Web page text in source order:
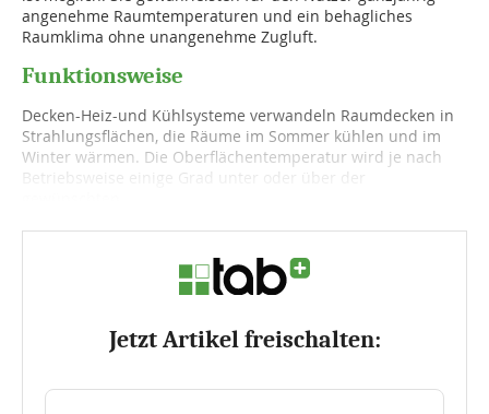
angenehme Raumtemperaturen und ein behagliches
Raumklima ohne unangenehme Zugluft.
Funktionsweise
Decken-Heiz-und Kühlsysteme verwandeln Raumdecken in
Strahlungsflächen, die Räume im Sommer kühlen und im
Winter wärmen. Die Oberflächentemperatur wird je nach
Betriebsweise einige Grad unter oder über der
Jetzt Artikel freischalten: